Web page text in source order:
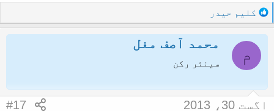
R
e
a
o
n
کلیم حیدر
م
محمد آصف مغل
سینئر رکن
اگست 30، 2013 #17